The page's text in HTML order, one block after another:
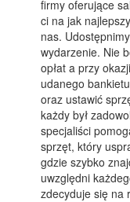
firmy oferujące
ci na jak
nas.
wydarzenie. Nie
opłat a przy
udanego
oraz ustawić
każdy był
specjaliści
sprzęt, który
gdzie szybko
uwzględni
zdecyduje się na